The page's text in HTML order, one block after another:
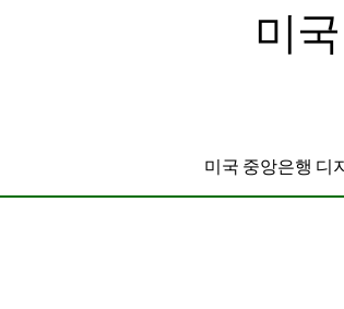
미
미국 중앙은행 디